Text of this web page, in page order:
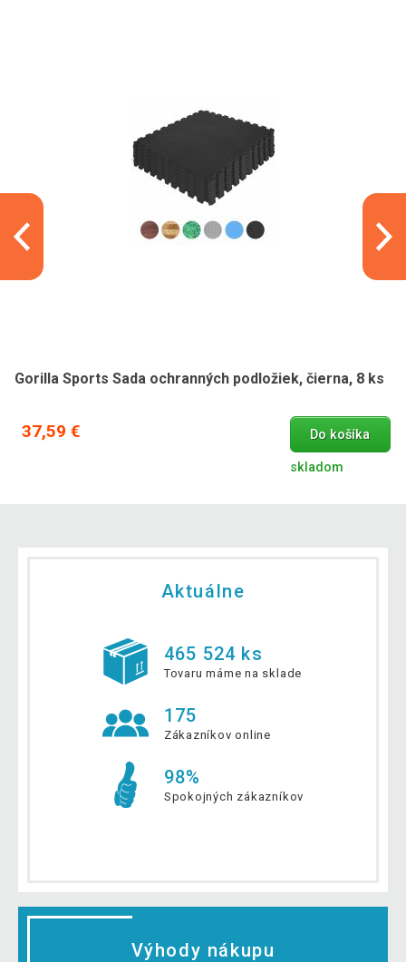
Gorilla Sports Sada ochranných podložiek, čierna, 8 ks
37,59 € Do košíka
skladom
Aktuálne
465 524 ks
Tovaru máme na sklade
175
Zákazníkov online
98%
Spokojných zákazníkov
Výhody nákupu